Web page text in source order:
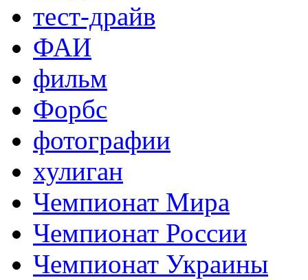
тест-драйв
ФАИ
фильм
Форбс
фотографии
хулиган
Чемпионат Мира
Чемпионат России
Чемпионат Украины